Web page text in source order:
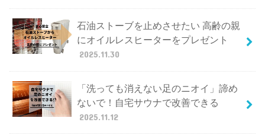
石油ストーブを止めさせたい 高齢の親
にオイルレスヒーターをプレゼント
2025.11.30
「洗っても消えない足のニオイ」諦め
ないで！自宅サウナで改善できる
2025.11.12